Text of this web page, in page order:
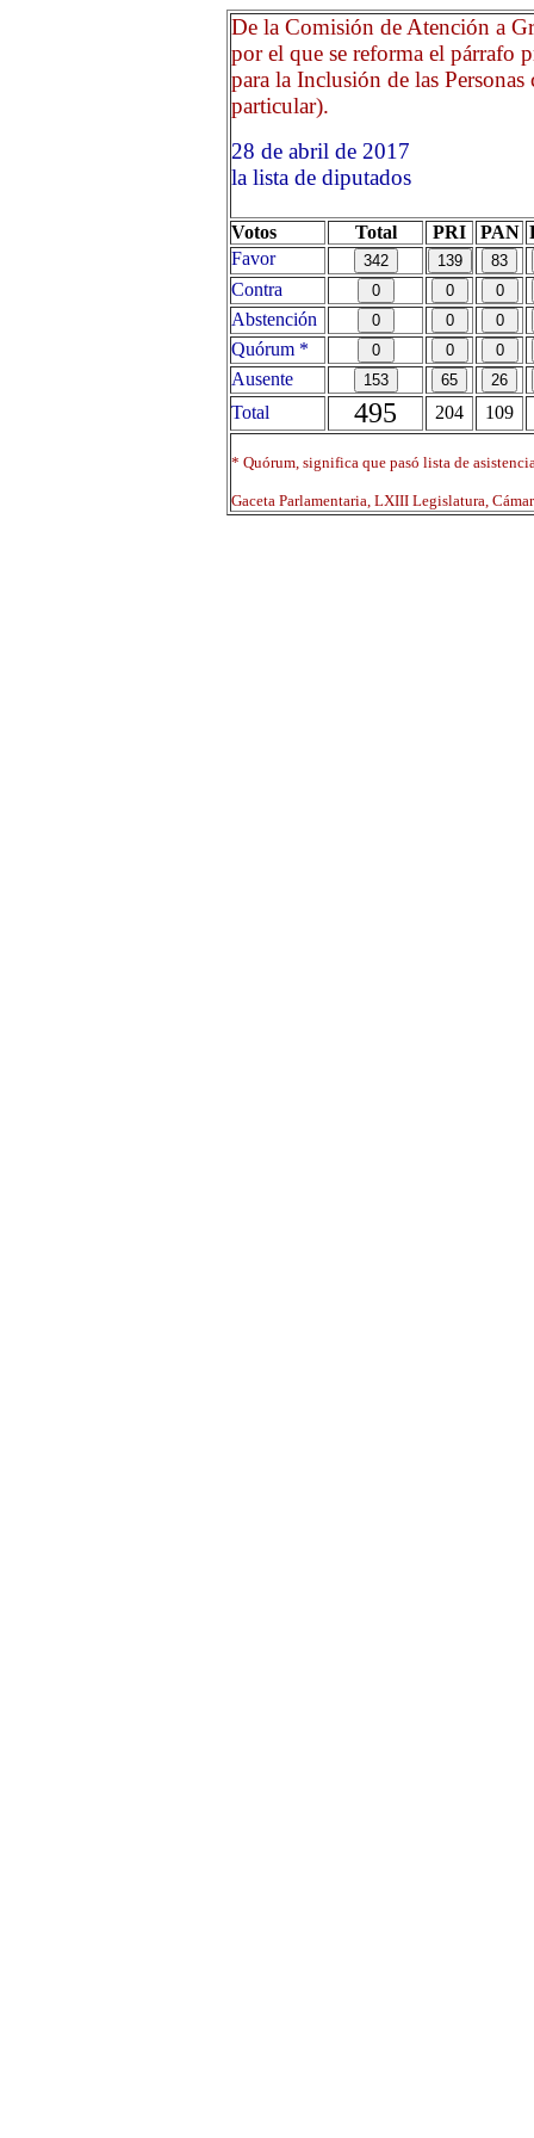
De la Comisión de Atención a
por el que se reforma el párrafo
para la Inclusión de las
particular).
28 de abril de 2017
la lista de diputados
Votos Total PRI PAN
Favor
Contra
Abstención
Quórum *
Ausente
Total
495 204 109
* Quórum, significa que pasó lista de
Gaceta Parlamentaria, LXIII Legislatura,